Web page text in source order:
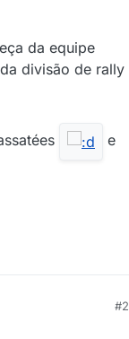
da equipe
divisão de rally
e
#2